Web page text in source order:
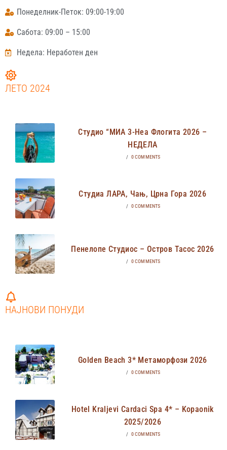
Понеделник-Петок: 09:00-19:00
Сабота: 09:00 – 15:00
Недела: Неработен ден
ЛЕТО 2024
Студио “МИА 3-Неа Флогита 2026 –
НЕДЕЛА
/ 0 COMMENTS
Студиа ЛАРА, Чањ, Црна Гора 2026
/ 0 COMMENTS
Пенелопе Студиос – Остров Тасос 2026
/ 0 COMMENTS
НАЈНОВИ ПОНУДИ
Golden Beach 3* Метаморфози 2026
/ 0 COMMENTS
Hotel Kraljevi Cardaci Spa 4* – Kopaonik
2025/2026
/ 0 COMMENTS